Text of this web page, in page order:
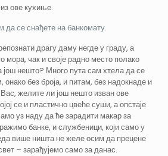
ове кухиње.
да се снађете на банкомату.
драгу даму негде у граду, а
мора, чак и своје радно место полако
нешто? Много пута сам хтела да се
онако без броја, и питам, без надокнаде и
желите ли још нешто изван ове
се и пластично цвеће суши, а опстаје
уз наду да ће зарадити макар за
банке, и службеници, који само у
више ништа не желе осим да прецене
– зарађујемо само за данас.